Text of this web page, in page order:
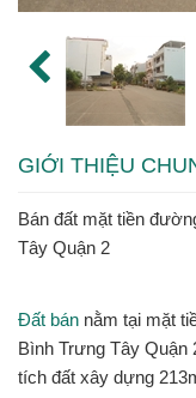
GIỚI THIỆU
Bán đất mặt tiền
Tây Quận 2
Đất bán nằm tại mặt
Bình Trưng Tây Quận
tích đất xây dựng